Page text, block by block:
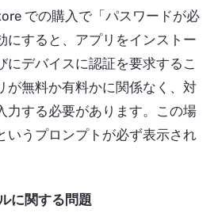
での購入で「パスワードが必
にすると、アプリをインストー
にデバイスに認証を要求するこ
が無料か有料かに関係なく、対
力する必要があります。この場
いうプロンプトが必ず表示され
に関する問題